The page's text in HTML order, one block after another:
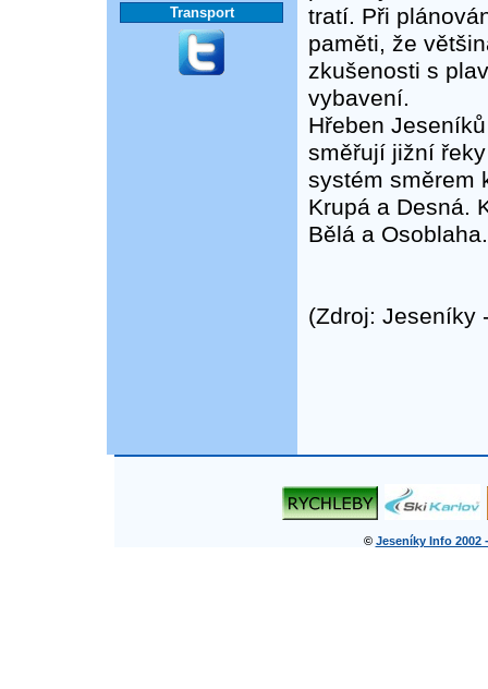
Transport
tratí. Při
paměti, že
zkušenosti s
vybavení.
Hřeben
směřují jižní
systém směrem
Krupá a Desná.
Bělá a Osoblaha.
(Zdroj: Jeseníky
© Jeseníky Info 2002